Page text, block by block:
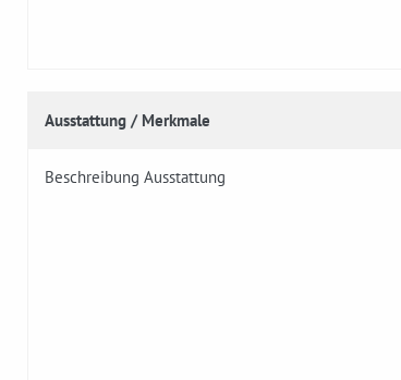
Ausstattung / Merkmale
Beschreibung Ausstattung